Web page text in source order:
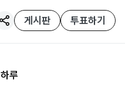
게시판 투표하기
하루